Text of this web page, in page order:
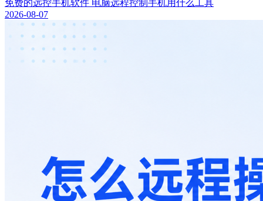
免费的远控手机软件 电脑远程控制手机用什么工具
2026-08-07